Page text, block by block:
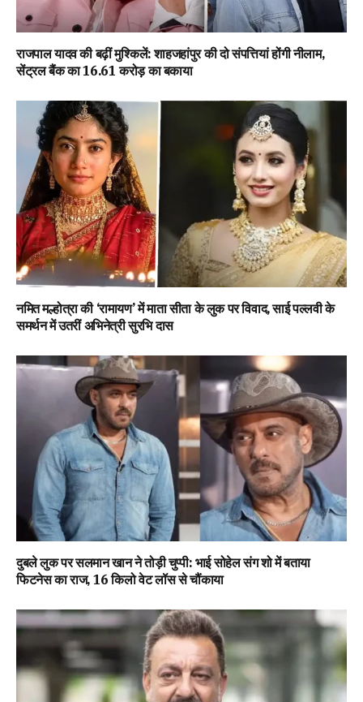
राजपाल यादव की बढ़ीं मुश्किलें: शाहजहांपुर की दो संपत्तियां होंगी नीलाम,
सेंट्रल बैंक का ₹16.61 करोड़ का बकाया
नमित मल्होत्रा की ‘रामायण’ में माता सीता के लुक पर विवाद, साई पल्लवी के
समर्थन में उतरीं अभिनेत्री सुरभि दास
दुबले लुक पर सलमान खान ने तोड़ी चुप्पी: भाई सोहेल संग शो में बताया
फिटनेस का राज, 16 किलो वेट लॉस से चौंकाया